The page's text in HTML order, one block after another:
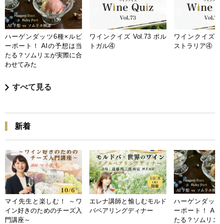
ハーゲンダッツ6種×ルビ
ーポート！ AIの予想は当
たる？ソムリエが実際に合
わせてみた
ワインクイズ Vol.73 ポル
トガル④
ワインクイズ
ストラリア④
すべて見る
新着
マイ先生と楽しむ！ ～ワ
イン好きのためのチーズ入
門講座～
エレナ講師と愉しむモルド
バペアリングディナー
ハーゲンダッ
ーポート！ AI
たる？ソムリ